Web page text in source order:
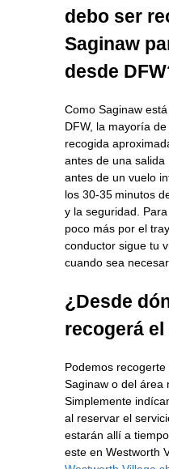
debo ser
Saginaw
desde
Como Saginaw
DFW, la mayoría
recogida
antes de una salida
antes de un vuelo
los 30‑35 minutos
y la seguridad.
poco más por el
conductor sigue tu
cuando sea
¿Desde
recogerá
Podemos
Saginaw o del área
Simplemente
al reservar el
estarán allí a
este en Westworth